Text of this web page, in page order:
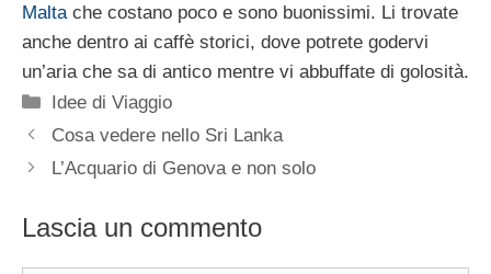
Malta che costano poco e sono buonissimi. Li trovate
anche dentro ai caffè storici, dove potrete godervi
un’aria che sa di antico mentre vi abbuffate di golosità.
Categorie
Idee di Viaggio
Cosa vedere nello Sri Lanka
L’Acquario di Genova e non solo
Lascia un commento